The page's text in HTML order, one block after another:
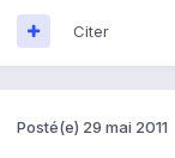
Citer
Posté(e) 29 mai 2011